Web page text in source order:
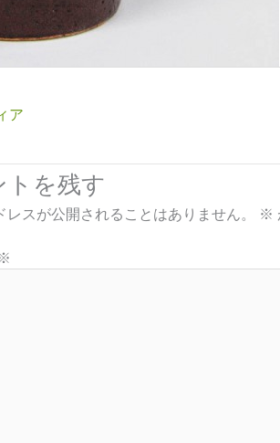
ア
トを残す
レスが公開されることはありません。 ※